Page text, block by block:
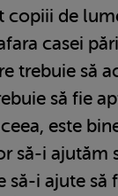
copiii de
casei
trebuie să
să fie
este
să-i ajutăm
să-i ajute să